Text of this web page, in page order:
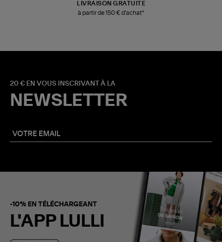
LIVRAISON GRATUITE
à partir de 150 € d'achat*
20 € EN VOUS INSCRIVANT À LA
NEWSLETTER
-10% EN TÉLÉCHARGEANT
L'APP LULLI